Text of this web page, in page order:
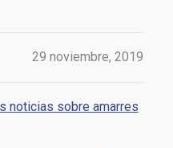
29 noviembre, 2019